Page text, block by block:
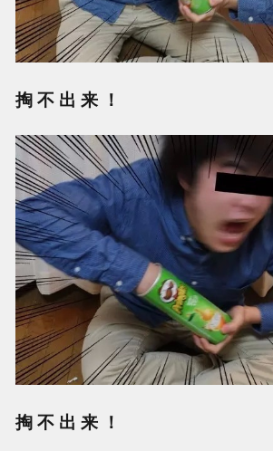
掏 不 出 来 ！
掏 不 出 来 ！